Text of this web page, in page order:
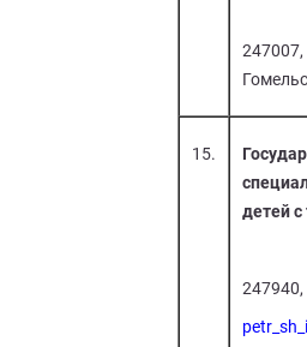
247007,
15.
детей
247940,